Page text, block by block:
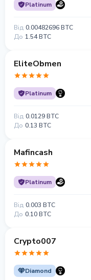
Platinum
Від 0.00482696 BTC
До 1.54 BTC
EliteObmen
Platinum
Від 0.0129 BTC
До 0.13 BTC
Mafincash
Platinum
Від 0.003 BTC
До 0.10 BTC
Crypto007
Diamond